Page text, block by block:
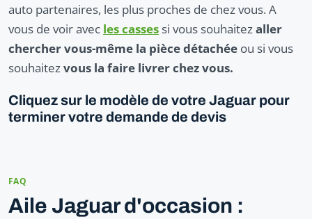
auto partenaires, les plus proches de chez vous. A
vous de voir avec les casses si vous souhaitezaller
chercher vous-même la pièce détachée ou si vous
souhaitezvous la faire livrer chez vous.
Cliquez sur le modèle de votre Jaguar pour
terminer votre demande de devis
FAQ
Aile Jaguar d'occasion :